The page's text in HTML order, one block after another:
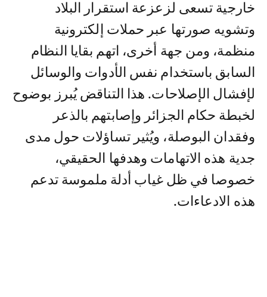
خارجية تسعى لزعزعة استقرار البلاد
وتشويه صورتها عبر حملات إلكترونية
منظمة، ومن جهة أخرى، اتهم بقايا النظام
السابق باستخدام نفس الأدوات والوسائل
لإفشال الإصلاحات. هذا التناقض يُبرز بوضوح
لخبطة حكام الجزائر وإصابتهم بالذعر
وفقدان البوصلة، ويُثير تساؤلات حول مدى
جدية هذه الاتهامات وهدفها الحقيقي،
خصوصا في ظل غياب أدلة ملموسة تدعم
هذه الادعاءات.